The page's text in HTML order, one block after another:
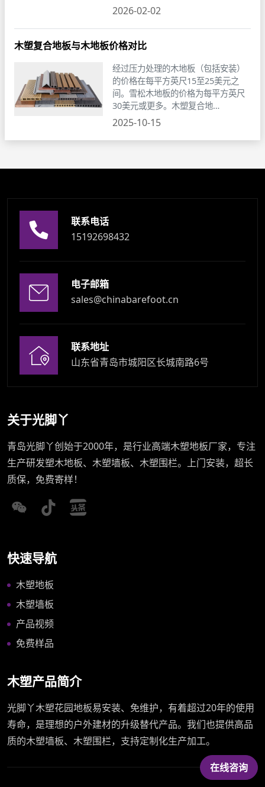
2026-02-02
木塑复合地板与木地板价格对比
经过压力处理的木地板（包括安装）
的价格在每平方英尺15至25美元之
间。雪松木地板的价格为每平方英尺
30美元或更多。木塑复合地…
2025-10-15
联系电话
15192698432
电子邮箱
sales@chinabarefoot.cn
联系地址
山东省青岛市城阳区长城南路6号
关于光脚丫
青岛光脚丫创始于2000年，是行业高端木塑地板厂家，专注
生产研发塑木地板、木塑墙板、木塑围栏。上门安装，超长
质保，免费寄样！
快速导航
木塑地板
木塑墙板
产品视频
免费样品
木塑产品简介
光脚丫木塑花园地板易安装、免维护，有着超过20年的使用
寿命，是理想的户外建材的升级替代产品。我们也提供高品
质的木塑墙板、木塑围栏，支持定制化生产加工。
在线咨询